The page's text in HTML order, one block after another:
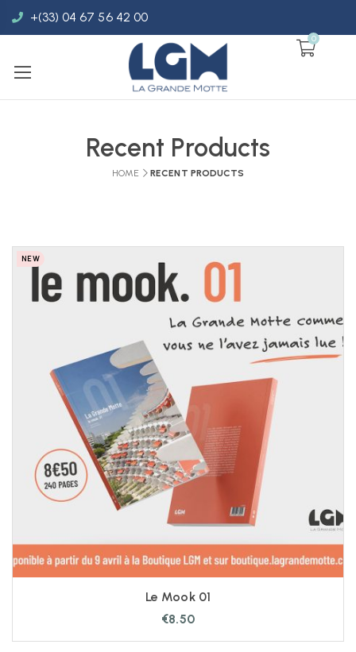
+(33) 04 67 56 42 00
0
Recent Products
HOME RECENT PRODUCTS
NEW
Le Mook 01
€8.50